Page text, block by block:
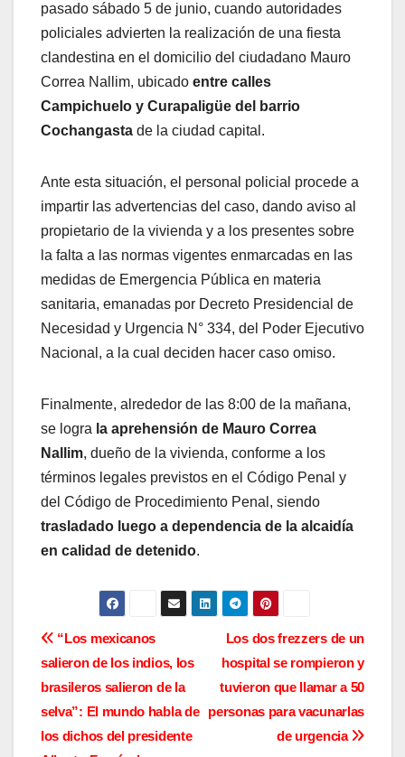
pasado sábado 5 de junio, cuando autoridades
policiales advierten la realización de una fiesta
clandestina en el domicilio del ciudadano Mauro
Correa Nallim, ubicado entre calles
Campichuelo y Curapaligüe del barrio
Cochangasta de la ciudad capital.
Ante esta situación, el personal policial procede a
impartir las advertencias del caso, dando aviso al
propietario de la vivienda y a los presentes sobre
la falta a las normas vigentes enmarcadas en las
medidas de Emergencia Pública en materia
sanitaria, emanadas por Decreto Presidencial de
Necesidad y Urgencia N° 334, del Poder Ejecutivo
Nacional, a la cual deciden hacer caso omiso.
Finalmente, alrededor de las 8:00 de la mañana,
se logra la aprehensión de Mauro Correa
Nallim, dueño de la vivienda, conforme a los
términos legales previstos en el Código Penal y
del Código de Procedimiento Penal, siendo
trasladado luego a dependencia de la alcaidía
en calidad de detenido.
N
a
v
Los dos frezzers de un
hospital se rompieron y
tuvieron que llamar a 50
personas para vacunarlas
de urgencia
“Los mexicanos
salieron de los indios, los
brasileros salieron de la
selva”: El mundo habla de
los dichos del presidente